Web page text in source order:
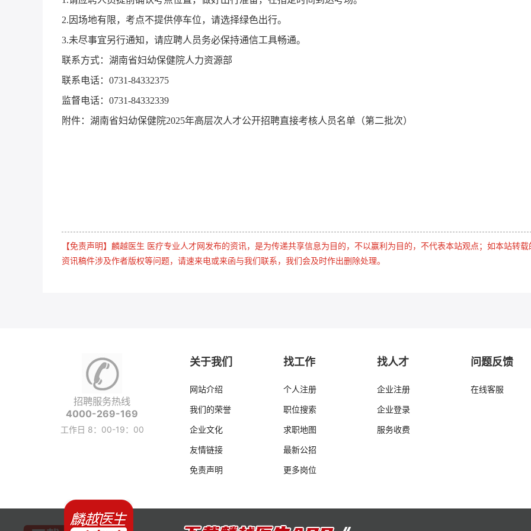
2.因场地有限，考点不提供停车位，请选择绿色出行。
3.未尽事宜另行通知，请应聘人员务必保持通信工具畅通。
联系方式：湖南省妇幼保健院人力资源部
联系电话：0731-84332375
监督电话：0731-84332339
附件：湖南省妇幼保健院2025年高层次人才公开招聘直接考核人员名单（第二批次）
【免责声明】麟越医生 医疗专业人才网发布的资讯，是为传递共享信息为目的，不以赢利为目的，不代表本站观点；如本站转载
资讯稿件涉及作者版权等问题，请速来电或来函与我们联系，我们会及时作出删除处理。
招聘服务热线
4000-269-169
工作日 8：00-19：00
关于我们
网站介绍
我们的荣誉
企业文化
友情链接
免责声明
找工作
个人注册
职位搜索
求职地图
最新公招
更多岗位
找人才
企业注册
企业登录
服务收费
问题反馈
在线客服